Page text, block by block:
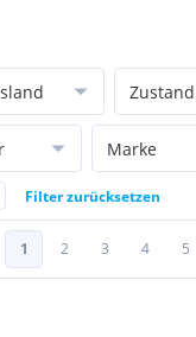
Zustand
Marke
Filter zurücksetzen
1 2 3 4 5